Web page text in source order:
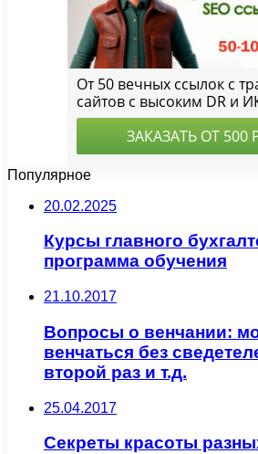
Популярное
20.02.2025
Курсы главного
программа обучения
21.10.2017
Вопросы о венчании:
венчаться без
второй раз и т.д.
25.04.2017
Секреты красоты